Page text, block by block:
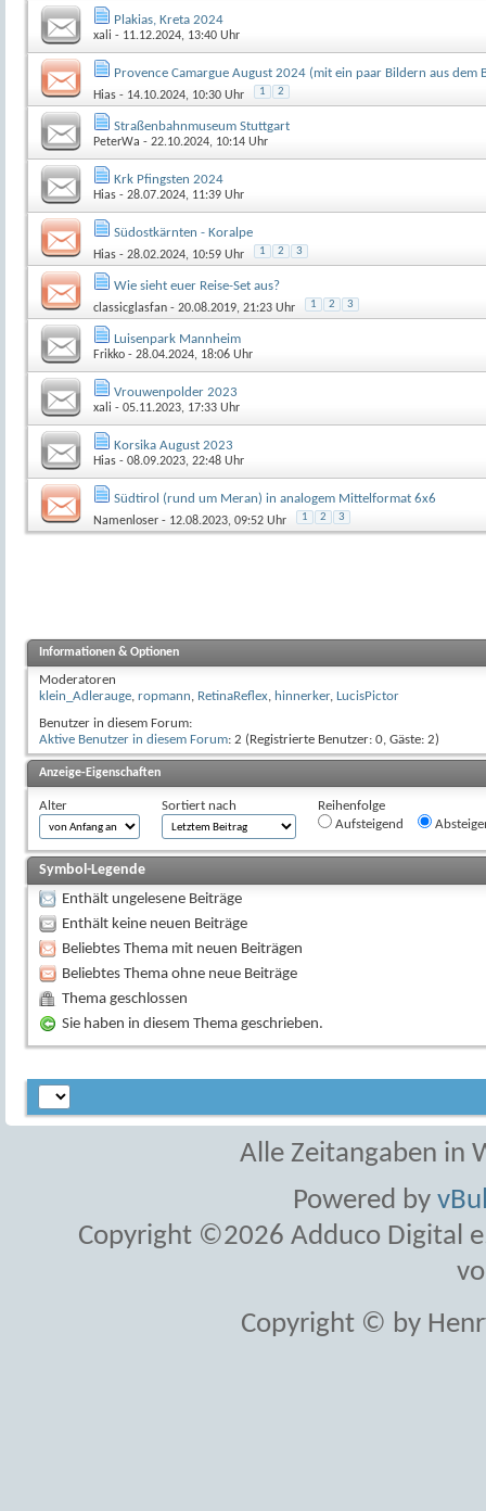
Plakias, Kreta 2024
xali - 11.12.2024, 13:40 Uhr
Provence Camargue August 2024 (mit ein paar Bildern aus dem
Hias - 14.10.2024, 10:30 Uhr 1 2
Straßenbahnmuseum Stuttgart
PeterWa - 22.10.2024, 10:14 Uhr
Krk Pfingsten 2024
Hias - 28.07.2024, 11:39 Uhr
Südostkärnten - Koralpe
Hias - 28.02.2024, 10:59 Uhr 1 2 3
Wie sieht euer Reise-Set aus?
classicglasfan - 20.08.2019, 21:23 Uhr 1 2 3
Luisenpark Mannheim
Frikko - 28.04.2024, 18:06 Uhr
Vrouwenpolder 2023
xali - 05.11.2023, 17:33 Uhr
Korsika August 2023
Hias - 08.09.2023, 22:48 Uhr
Südtirol (rund um Meran) in analogem Mittelformat 6x6
Namenloser - 12.08.2023, 09:52 Uhr 1 2 3
Informationen & Optionen
Moderatoren
klein_Adlerauge, ropmann, RetinaReflex, hinnerker, LucisPictor
Benutzer in diesem Forum:
Aktive Benutzer in diesem Forum: 2 (Registrierte Benutzer: 0, Gäste: 2)
Anzeige-Eigenschaften
Alter Sortiert nach
Reihenfolge
Aufsteigend
Symbol-Legende
Enthält ungelesene Beiträge
Enthält keine neuen Beiträge
Beliebtes Thema mit neuen Beiträgen
Beliebtes Thema ohne neue Beiträge
Thema geschlossen
Sie haben in diesem Thema geschrieben.
Alle Zeitangaben in
Powered by
Copyright ©2026 Adduco Digital
Copyright © by